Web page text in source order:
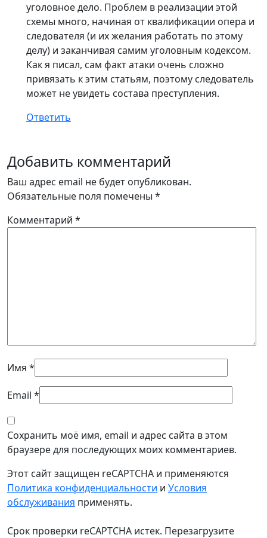
уголовное дело. Проблем в реализации этой
схемы много, начиная от квалификации опера и
следователя (и их желания работать по этому
делу) и заканчивая самим уголовным кодексом.
Как я писал, сам факт атаки очень сложно
привязать к этим статьям, поэтому следователь
может не увидеть состава преступления.
Ответить
Добавить комментарий
Ваш адрес email не будет опубликован.
Обязательные поля помечены *
Комментарий *
Имя *
Email *
Сохранить моё имя, email и адрес сайта в этом
браузере для последующих моих комментариев.
Этот сайт защищен reCAPTCHA и применяются
Политика конфиденциальности и Условия
обслуживания применять.
Срок проверки reCAPTCHA истек. Перезагрузите